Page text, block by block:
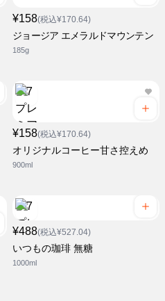
¥158(税込¥170.64)
ジョージア エメラルドマウンテン
185g
¥158(税込¥170.64)
オリジナルコーヒー甘さ控えめ
900ml
¥488(税込¥527.04)
いつもの珈琲 無糖
1000ml